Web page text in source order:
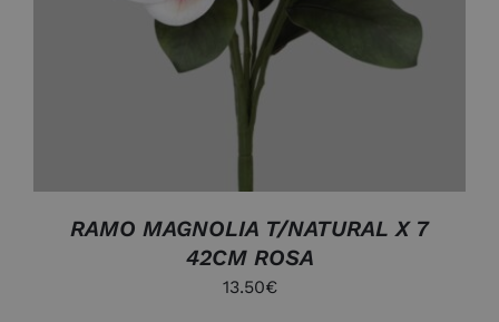
RAMO MAGNOLIA T/NATURAL X 7
42CM ROSA
13.50€